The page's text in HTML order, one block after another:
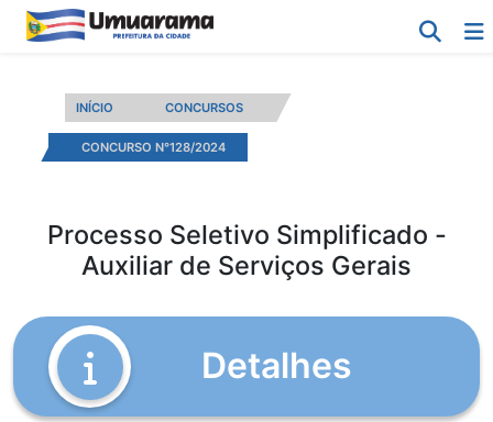
INÍCIO CONCURSOS
CONCURSO N°128/2024
Processo Seletivo Simplificado -
Auxiliar de Serviços Gerais
Detalhes
do Processo Seletivo